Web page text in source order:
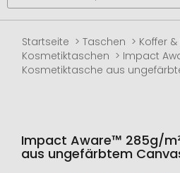
Startseite Taschen
Koffer
Kosmetiktaschen
Impact
Kosmetiktasche aus
Impact Aware™ 285g/
aus ungefärbtem